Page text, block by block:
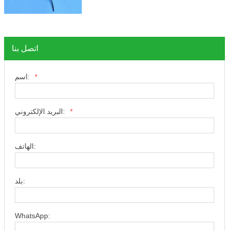
اتصل بنا
اسم: *
البريد الإلكتروني: *
الهاتف:
بلد:
WhatsApp: